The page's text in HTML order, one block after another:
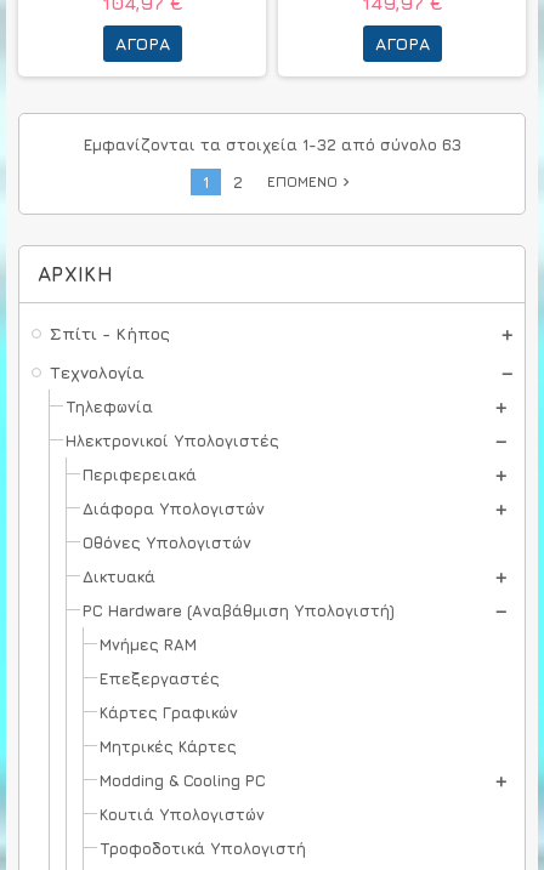
ΑΡΧΙΚΉ
Σπίτι - Κήπος
Τεχνολογία
Τηλεφωνία
Ηλεκτρονικοί Υπολογιστές
Περιφερειακά
Διάφορα Υπολογιστών
Οθόνες Υπολογιστών
Δικτυακά
PC Hardware (Αναβάθμιση Υπολογιστή)
Μνήμες RAM
Επεξεργαστές
Κάρτες Γραφικών
Μητρικές Κάρτες
Modding & Cooling PC
Κουτιά Υπολογιστών
Τροφοδοτικά Υπολογιστή
ΑΓΟΡΆ ΑΓΟΡΆ
Εμφανίζονται τα στοιχεία 1-32 από σύνολο 63
1
2 ΕΠΌΜΕΝΟ navigate_next